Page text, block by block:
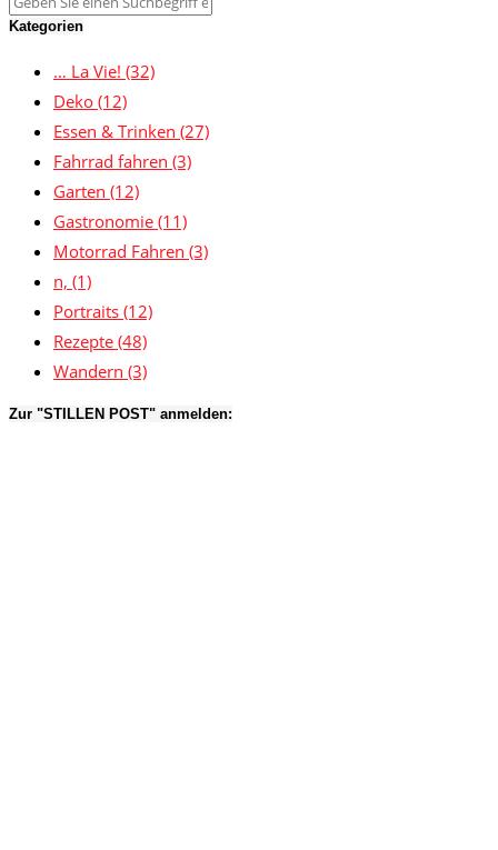
Kategorien
… La Vie! (32)
Deko (12)
Essen & Trinken (27)
Fahrrad fahren (3)
Garten (12)
Gastronomie (11)
Motorrad Fahren (3)
n, (1)
Portraits (12)
Rezepte (48)
Wandern (3)
Zur "STILLEN POST" anmelden: